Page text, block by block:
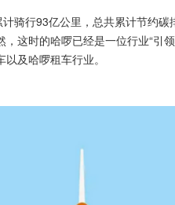
骑行93亿公里，总共累计节约
这时的哈啰已经是一位行业“引
及哈啰租车行业。